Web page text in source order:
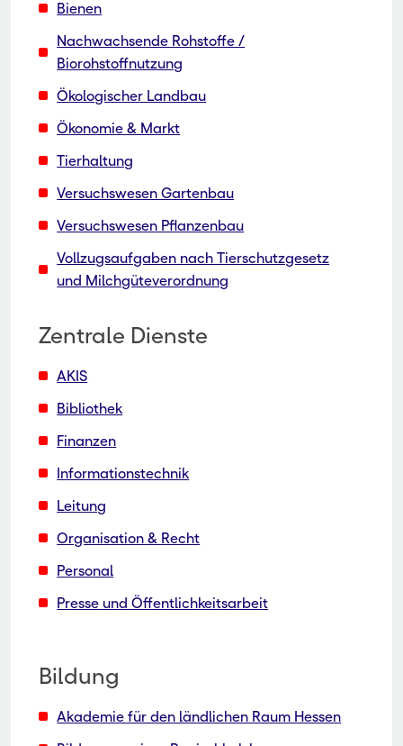
Bienen
Nachwachsende Rohstoffe /
Biorohstoffnutzung
Ökologischer Landbau
Ökonomie & Markt
Tierhaltung
Versuchswesen Gartenbau
Versuchswesen Pflanzenbau
Vollzugsaufgaben nach Tierschutzgesetz
und Milchgüteverordnung
Zentrale Dienste
AKIS
Bibliothek
Finanzen
Informationstechnik
Leitung
Organisation & Recht
Personal
Presse und Öffentlichkeitsarbeit
Bildung
Akademie für den ländlichen Raum Hessen